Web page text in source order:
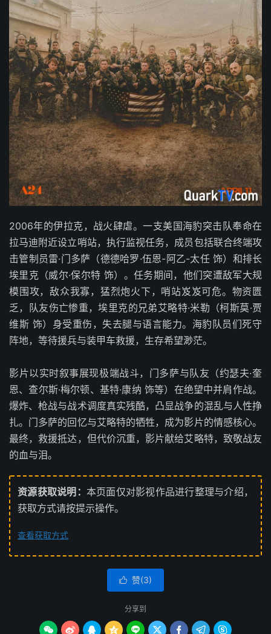
2006年的伊拉克，战火肆虐。一支美国海豹突击队奉命在
拉马迪附近设立哨站，执行监视任务，成员包括联合终端攻
击管制员雷·门多萨（德德哈罗·伍恩-阿乙-太任 饰）和排长
埃里克（威尔·保尔特 饰）。任务期间，他们突遭敌军大规
模围攻，敌众我寡，猛烈炮火下，哨站岌岌可危。物资匮
乏，队友伤亡惨重，埃里克的兄弟艾略特·米勒（柯斯莫·贾
维斯 饰）身受重伤，失去腿与语言能力。海豹队员们死守
阵地，等待援兵与装甲车救援，生存希望渺茫。
影片以实时叙事展现极端战斗，门多萨与队友（约瑟夫·奎
恩、查尔斯·梅尔顿、基特·康纳 饰等）在绝望中并肩作战。
爆炸、枪战与战术调度真实残酷，凸显战争的混乱与人性挣
扎。门多萨的回忆与艾略特的牺牲，成为影片的情感核心。
最终，救援抵达，但代价沉重，影片献给艾略特，致敬战友
的血与泪。
资源获取说明： 本页面仅对影视作品进行整理与介绍，
获取方式请按提示操作。
查看获取方式
 赞(3)
分享到
        